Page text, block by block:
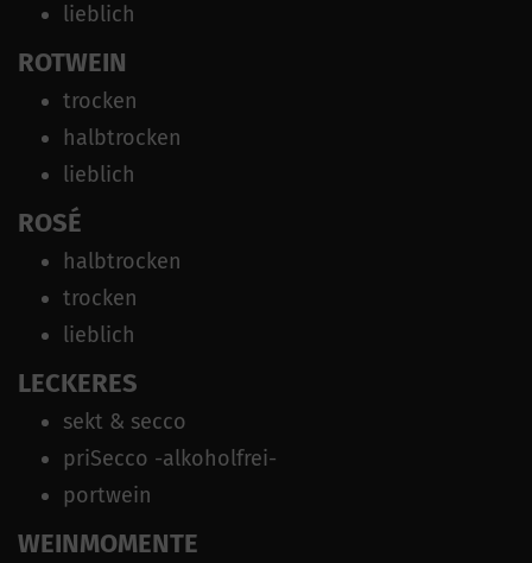
lieblich
ROTWEIN
trocken
halbtrocken
lieblich
ROSÉ
halbtrocken
trocken
lieblich
LECKERES
sekt & secco
priSecco -alkoholfrei-
portwein
WEINMOMENTE